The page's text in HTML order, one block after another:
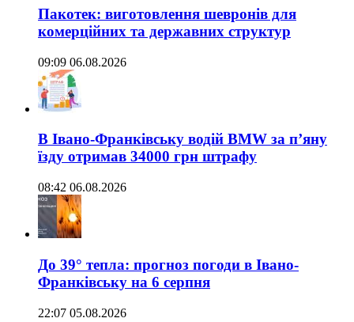
Пакотек: виготовлення шевронів для
комерційних та державних структур
09:09 06.08.2026
В Івано-Франківську водій BMW за п’яну
їзду отримав 34000 грн штрафу
08:42 06.08.2026
До 39° тепла: прогноз погоди в Івано-
Франківську на 6 серпня
22:07 05.08.2026